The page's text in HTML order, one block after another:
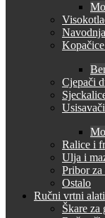
Cjepači
Ralice i
Ulja i
Pribor za
Ostalo
Ručni vrtni alati
Škare za